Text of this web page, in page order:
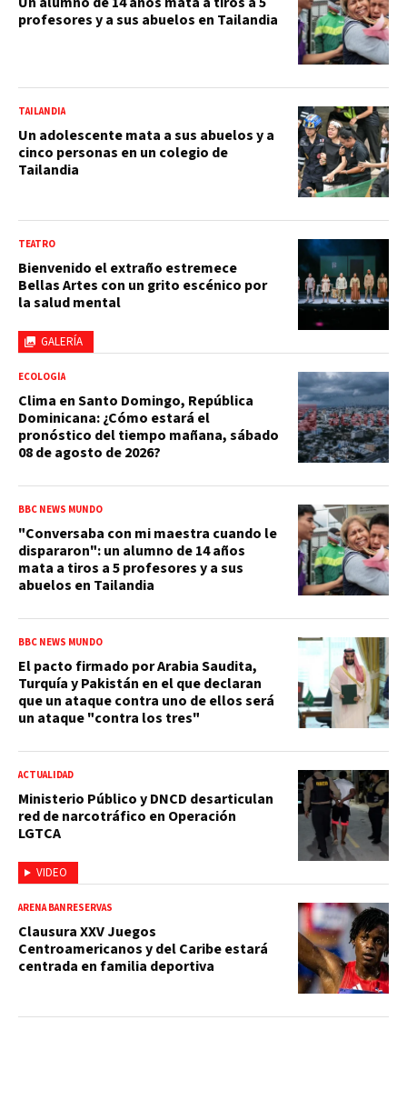
profesores y a sus abuelos en Tailandia
TAILANDIA
Un adolescente mata a sus abuelos y a
cinco personas en un colegio de
Tailandia
GALERÍA
TEATRO
Bienvenido el extraño estremece
Bellas Artes con un grito escénico por
la salud mental
ECOLOGÍA
Clima en Santo Domingo, República
Dominicana: ¿Cómo estará el
pronóstico del tiempo mañana, sábado
08 de agosto de 2026?
BBC NEWS MUNDO
"Conversaba con mi maestra cuando le
dispararon": un alumno de 14 años
mata a tiros a 5 profesores y a sus
abuelos en Tailandia
BBC NEWS MUNDO
El pacto firmado por Arabia Saudita,
Turquía y Pakistán en el que declaran
que un ataque contra uno de ellos será
un ataque "contra los tres"
VIDEO
ACTUALIDAD
Ministerio Público y DNCD desarticulan
red de narcotráfico en Operación
LGTCA
ARENA BANRESERVAS
Clausura XXV Juegos
Centroamericanos y del Caribe estará
centrada en familia deportiva